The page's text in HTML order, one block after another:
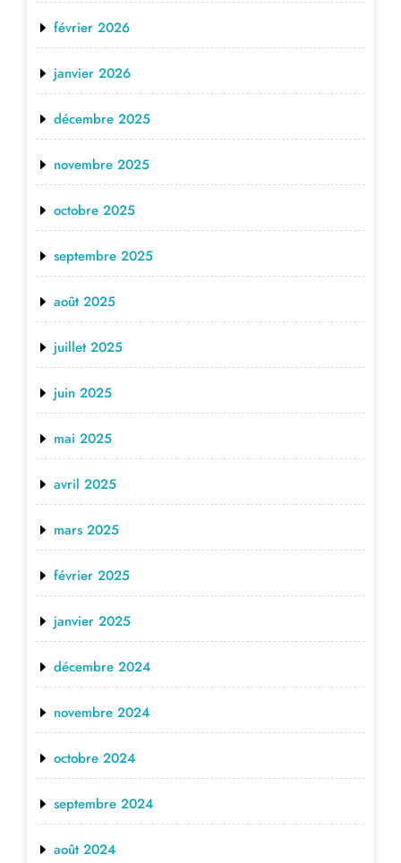
février 2026
janvier 2026
décembre 2025
novembre 2025
octobre 2025
septembre 2025
août 2025
juillet 2025
juin 2025
mai 2025
avril 2025
mars 2025
février 2025
janvier 2025
décembre 2024
novembre 2024
octobre 2024
septembre 2024
août 2024